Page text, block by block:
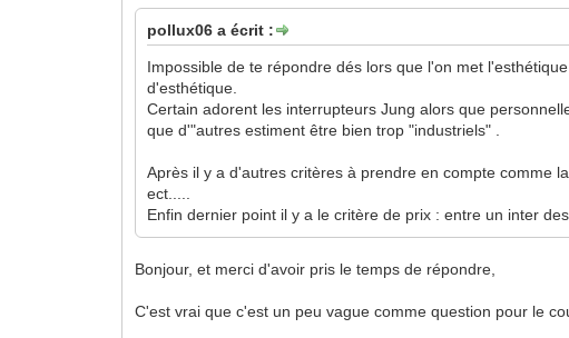
pollux06 a écrit :
Impossible de te répondre dés lors que l'on met
d'esthétique.
Certain adorent les interrupteurs Jung alors que
que d'"autres estiment être bien trop "industriels" .
Après il y a d'autres critères à prendre en compte comme
ect.....
Enfin dernier point il y a le critère de prix : entre un inter
Bonjour, et merci d'avoir pris le temps de répondre,
C'est vrai que c'est un peu vague comme question pour le